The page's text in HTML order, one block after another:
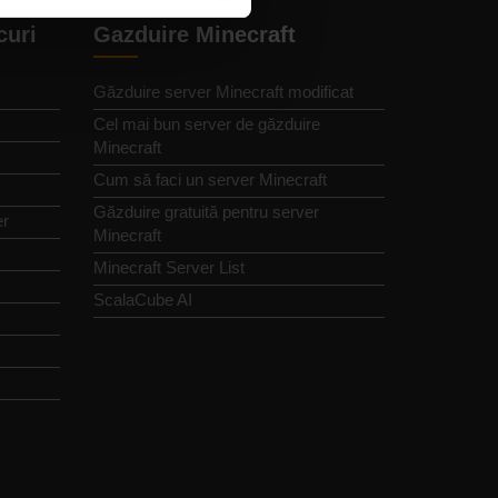
Gazduire Minecraft
Găzduire server Minecraft modificat
Cel mai bun server de găzduire
Minecraft
Cum să faci un server Minecraft
Găzduire gratuită pentru server
Minecraft
Minecraft Server List
ScalaCube AI